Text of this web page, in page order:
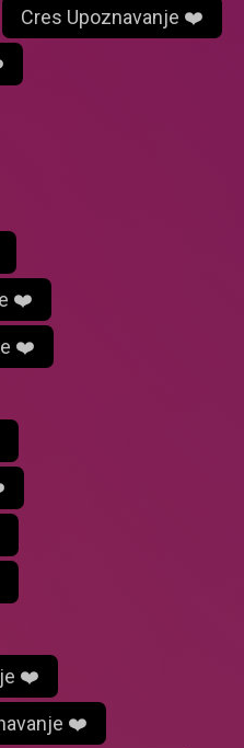
Cres Upoznavanje ❤️
❤️
❤️
❤️
❤️